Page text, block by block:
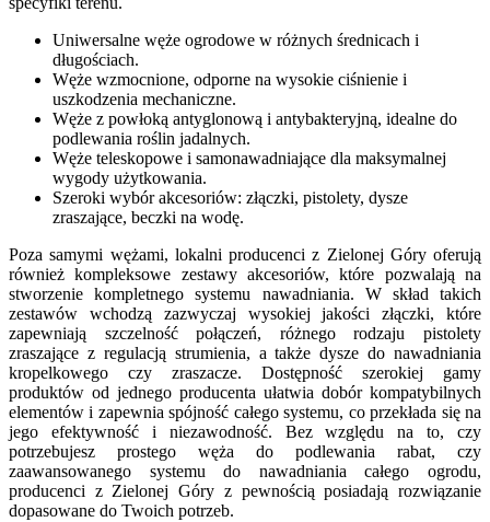
Uniwersalne węże ogrodowe w różnych średnicach i
długościach.
Węże wzmocnione, odporne na wysokie ciśnienie i
uszkodzenia mechaniczne.
Węże z powłoką antyglonową i antybakteryjną, idealne do
podlewania roślin jadalnych.
Węże teleskopowe i samonawadniające dla maksymalnej
wygody użytkowania.
Szeroki wybór akcesoriów: złączki, pistolety, dysze
zraszające, beczki na wodę.
Poza samymi wężami, lokalni producenci z Zielonej Góry oferują
również kompleksowe zestawy akcesoriów, które pozwalają na
stworzenie kompletnego systemu nawadniania. W skład takich
zestawów wchodzą zazwyczaj wysokiej jakości złączki, które
zapewniają szczelność połączeń, różnego rodzaju pistolety
zraszające z regulacją strumienia, a także dysze do nawadniania
kropelkowego czy zraszacze. Dostępność szerokiej gamy
produktów od jednego producenta ułatwia dobór kompatybilnych
elementów i zapewnia spójność całego systemu, co przekłada się na
jego efektywność i niezawodność. Bez względu na to, czy
potrzebujesz prostego węża do podlewania rabat, czy
zaawansowanego systemu do nawadniania całego ogrodu,
producenci z Zielonej Góry z pewnością posiadają rozwiązanie
dopasowane do Twoich potrzeb.